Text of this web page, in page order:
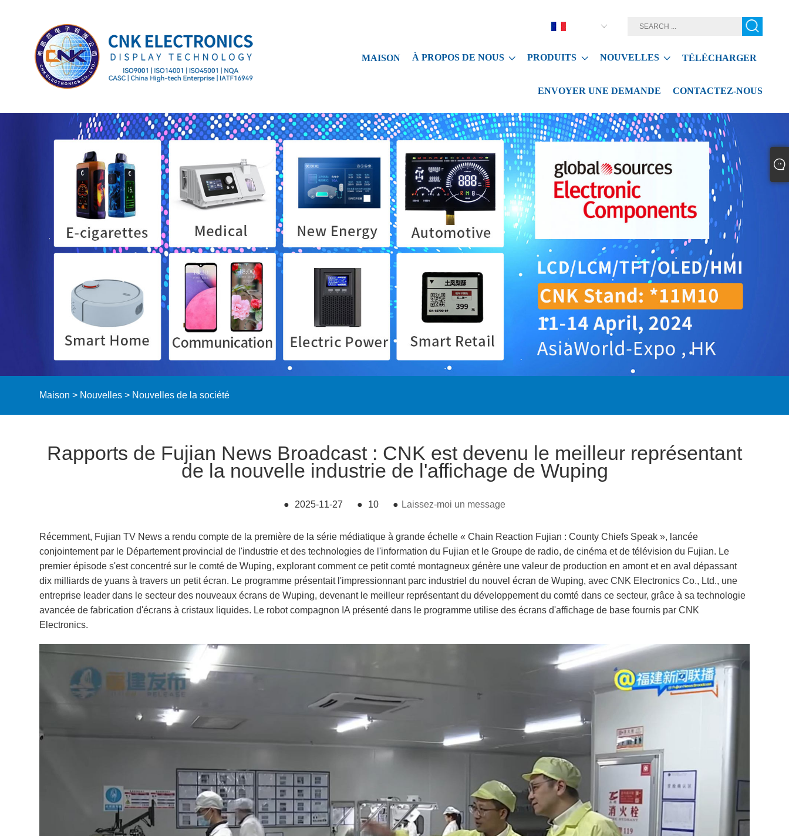
MAISON À PROPOS DE NOUS PRODUITS NOUVELLES TÉLÉCHARGER
ENVOYER UNE DEMANDE CONTACTEZ-NOUS
Maison > Nouvelles > Nouvelles de la société
Rapports de Fujian News Broadcast : CNK est devenu le meilleur représentant
de la nouvelle industrie de l'affichage de Wuping
● 2025-11-27 ● 10 ● Laissez-moi un message
Récemment, Fujian TV News a rendu compte de la première de la série médiatique à grande échelle « Chain Reaction Fujian : County Chiefs Speak », lancée
conjointement par le Département provincial de l'industrie et des technologies de l'information du Fujian et le Groupe de radio, de cinéma et de télévision du Fujian. Le
premier épisode s'est concentré sur le comté de Wuping, explorant comment ce petit comté montagneux génère une valeur de production en amont et en aval dépassant
dix milliards de yuans à travers un petit écran. Le programme présentait l'impressionnant parc industriel du nouvel écran de Wuping, avec CNK Electronics Co., Ltd., une
entreprise leader dans le secteur des nouveaux écrans de Wuping, devenant le meilleur représentant du développement du comté dans ce secteur, grâce à sa technologie
avancée de fabrication d'écrans à cristaux liquides. Le robot compagnon IA présenté dans le programme utilise des écrans d'affichage de base fournis par CNK
Electronics.